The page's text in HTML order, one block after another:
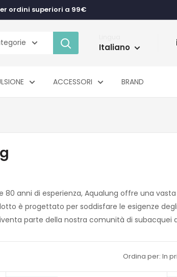
ordini superiori a 99€
Italiano
ACCESSORI BRAND
anni di esperienza, Aqualung offre una
è progettato per soddisfare le esigenze
parte della nostra comunità di subacquei
Ordina per: In